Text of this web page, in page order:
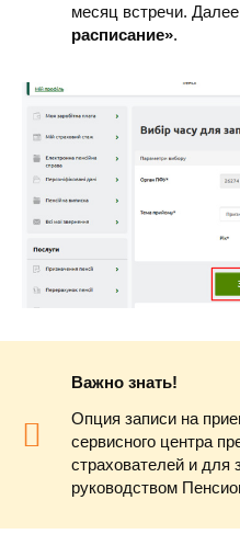
месяц встречи.
расписание».
Важно знать!
Опция записи на
сервисного центра
страхователей и для
руководством